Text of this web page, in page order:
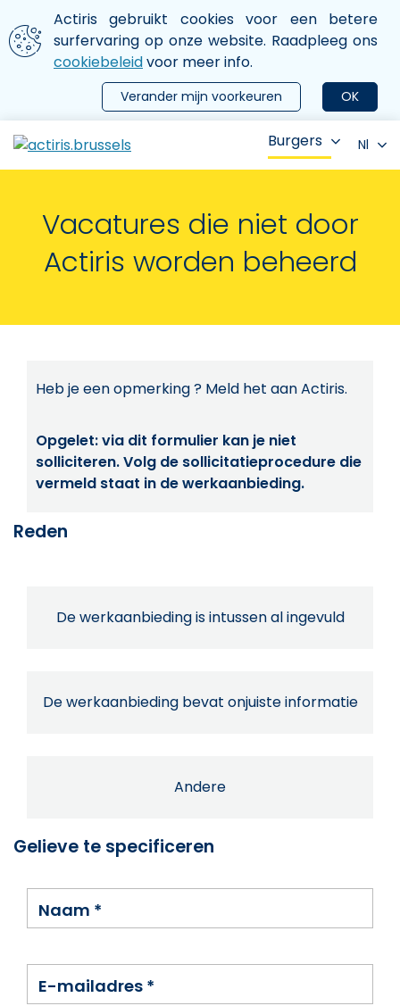
Aller au contenu principal
We gebruiken cookies
Actiris gebruikt cookies voor een betere
surfervaring op onze website. Raadpleeg ons
cookiebeleidvoor meer info.
OK
Verander mijn voorkeuren
le menu
Burgers Nl
Vacatures die niet door
Actiris worden beheerd
Heb je een opmerking ? Meld het aan Actiris.
Opgelet: via dit formulier kan je niet
solliciteren. Volg de sollicitatieprocedure die
vermeld staat in de werkaanbieding.
Reden
De werkaanbieding is intussen al ingevuld
De werkaanbieding bevat onjuiste informatie
Andere
Gelieve te specificeren
Naam *
E-mailadres *